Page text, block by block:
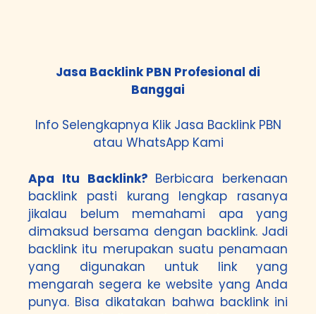
Jasa Backlink PBN Profesional di
Banggai
Info Selengkapnya Klik Jasa Backlink PBN
atau WhatsApp Kami
Apa Itu Backlink? Berbicara berkenaan
backlink pasti kurang lengkap rasanya
jikalau belum memahami apa yang
dimaksud bersama dengan backlink. Jadi
backlink itu merupakan suatu penamaan
yang digunakan untuk link yang
mengarah segera ke website yang Anda
punya. Bisa dikatakan bahwa backlink ini